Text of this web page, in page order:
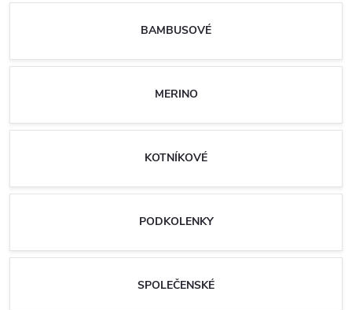
BAMBUSOVÉ
MERINO
KOTNÍKOVÉ
PODKOLENKY
SPOLEČENSKÉ